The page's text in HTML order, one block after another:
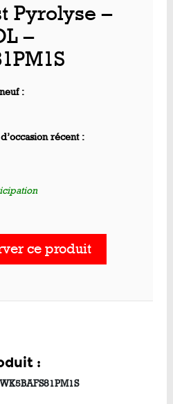
Pyrolyse –
–
:
récent :
ce produit
: